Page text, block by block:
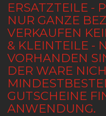
ERSATZTEILE -
NUR GANZE
VERKAUFEN
& KLEINTEILE -
VORHANDEN
DER WARE
GUTSCHEINE
ANWENDUNG.